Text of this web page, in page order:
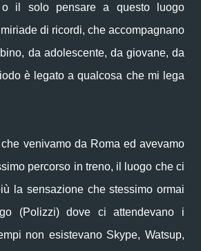
o il solo pensare a questo luogo
di ricordi, che accompagnano
da adolescente, da giovane, da
è legato a qualcosa che mi lega
venivamo da Roma ed avevamo
percorso in treno, il luogo che ci
la sensazione che stessimo ormai
(Polizzi) dove ci attendevano i
non esistevano Skype, Watsup,